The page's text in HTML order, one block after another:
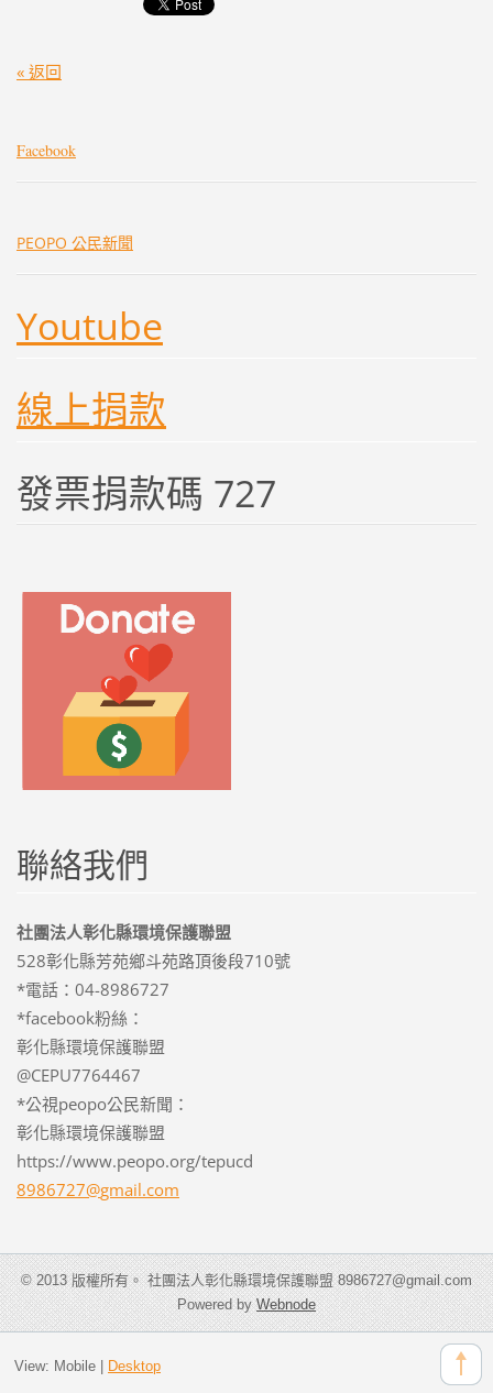
« 返回
Facebook
PEOPO 公民新聞
Youtube
線上捐款
發票捐款碼 727
聯絡我們
社團法人彰化縣環境保護聯盟
528彰化縣芳苑鄉斗苑路頂後段710號
*電話：04-8986727
*facebook粉絲：
彰化縣環境保護聯盟
@CEPU7764467
*公視peopo公民新聞：
彰化縣環境保護聯盟
https://www.peopo.org/tepucd
8986727@gmail.com
© 2013 版權所有。 社團法人彰化縣環境保護聯盟 8986727@gmail.com
Powered byWebnode
View: Mobile| Desktop